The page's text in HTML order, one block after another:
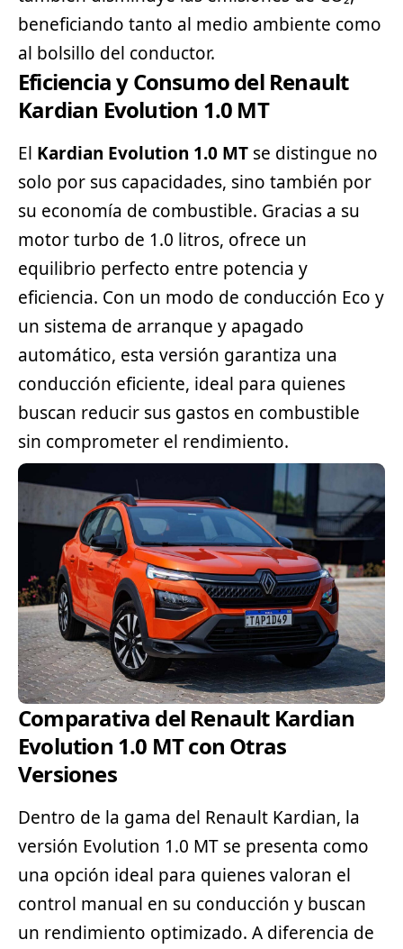
beneficiando tanto al medio ambiente como
al bolsillo del conductor.
Eficiencia y Consumo del Renault
Kardian Evolution 1.0 MT
El Kardian Evolution 1.0 MT se distingue no
solo por sus capacidades, sino también por
su economía de combustible. Gracias a su
motor turbo de 1.0 litros, ofrece un
equilibrio perfecto entre potencia y
eficiencia. Con un modo de conducción Eco y
un sistema de arranque y apagado
automático, esta versión garantiza una
conducción eficiente, ideal para quienes
buscan reducir sus gastos en combustible
sin comprometer el rendimiento.
Comparativa del Renault Kardian
Evolution 1.0 MT con Otras
Versiones
Dentro de la gama del Renault Kardian, la
versión Evolution 1.0 MT se presenta como
una opción ideal para quienes valoran el
control manual en su conducción y buscan
un rendimiento optimizado. A diferencia de